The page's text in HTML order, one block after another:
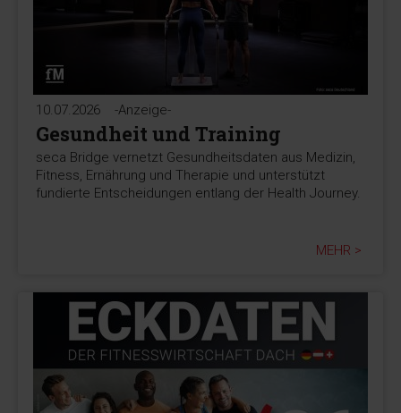
10.07.2026 -Anzeige-
Gesundheit und Training
seca Bridge vernetzt Gesundheitsdaten aus Medizin,
Fitness, Ernährung und Therapie und unterstützt
fundierte Entscheidungen entlang der Health Journey.
MEHR >